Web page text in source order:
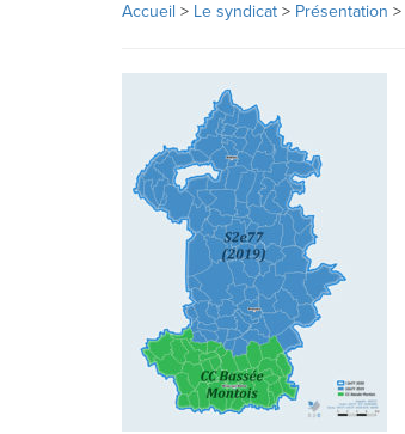
Accueil > Le syndicat > Présentation >